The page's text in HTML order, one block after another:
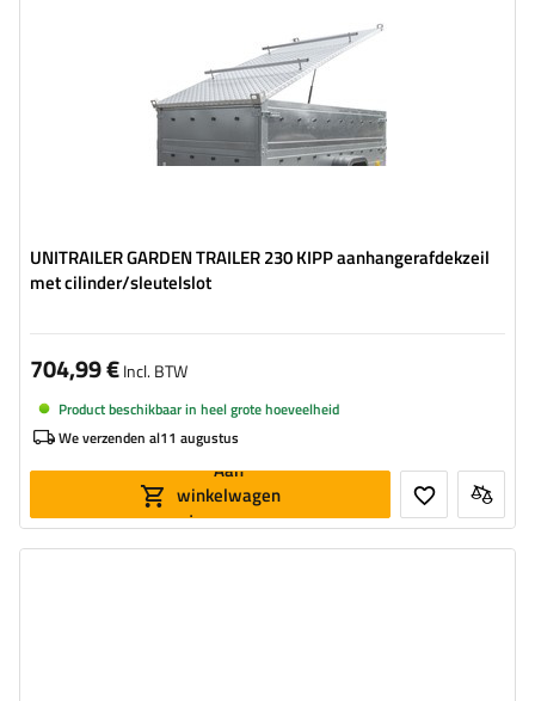
UNITRAILER GARDEN TRAILER 230 KIPP aanhangerafdekzeil
met cilinder/sleutelslot
704,99 €Incl. BTW
Product beschikbaar in heel grote hoeveelheid
We verzenden al11 augustus
Aan
winkelwagen
toevoegen